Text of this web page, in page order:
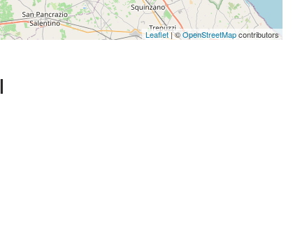
Leaflet| ©OpenStreetMapcontributors